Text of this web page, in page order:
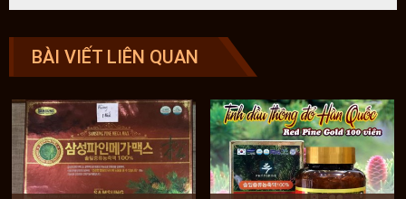
BÀI VIẾT LIÊN QUAN